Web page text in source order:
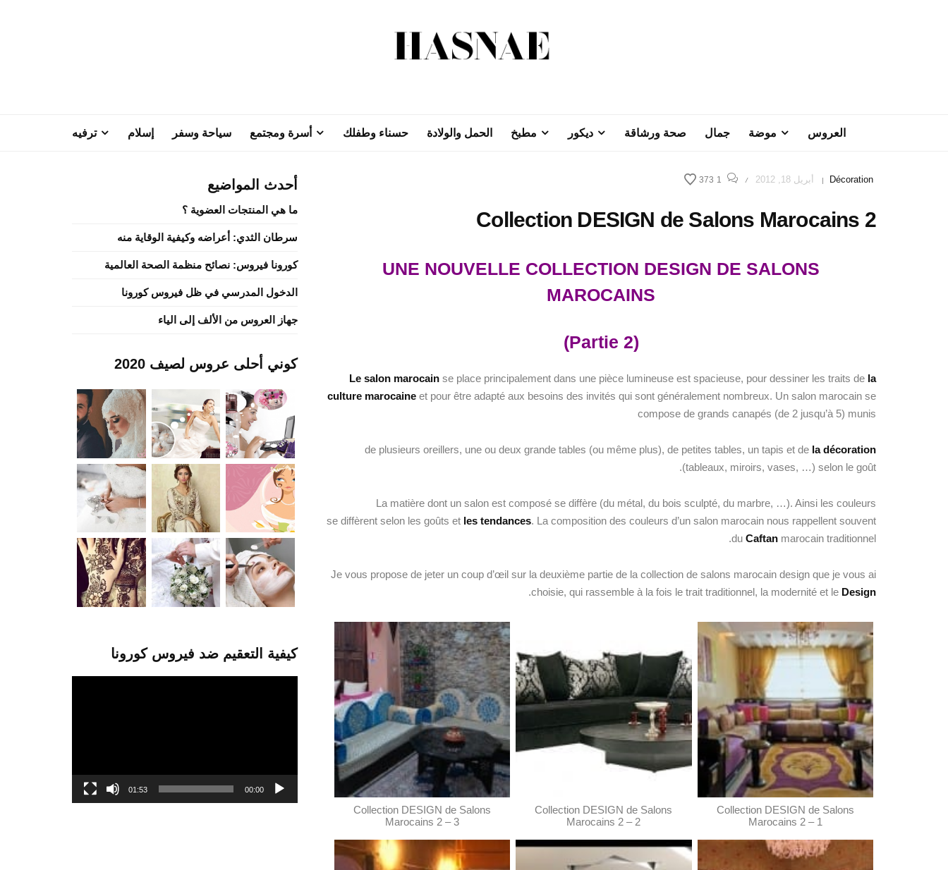
العروس موضة جمال صحة ورشاقة ديكور مطبخ الحمل والولادة حسناء وطفلك أسرة ومجتمع سياحة وسفر إسلام ترفيه
Décoration
| أبريل 18, 2012 /
1
373
Collection DESIGN de Salons Marocains 2
UNE NOUVELLE COLLECTION DESIGN DE SALONS
MAROCAINS
(Partie 2)
Le salon marocain se place principalement dans une pièce lumineuse est spacieuse, pour dessiner les traits de la
culture marocaine et pour être adapté aux besoins des invités qui sont généralement nombreux. Un salon marocain se
compose de grands canapés (de 2 jusqu’à 5) munis
de plusieurs oreillers, une ou deux grande tables (ou même plus), de petites tables, un tapis et de la décoration
(tableaux, miroirs, vases, …) selon le goût.
La matière dont un salon est composé se diffère (du métal, du bois sculpté, du marbre, …). Ainsi les couleurs
se diffèrent selon les goûts et les tendances. La composition des couleurs d’un salon marocain nous rappellent souvent
du Caftan marocain traditionnel.
Je vous propose de jeter un coup d’œil sur la deuxième partie de la collection de salons marocain design que je vous ai
choisie, qui rassemble à la fois le trait traditionnel, la modernité et le Design
.
Collection DESIGN de Salons
Marocains 2 – 1
Collection DESIGN de Salons
Marocains 2 – 2
Collection DESIGN de Salons
Marocains 2 – 3
أحدث المواضيع
ما هي المنتجات العضوية ؟
سرطان الثدي: أعراضه وكيفية الوقاية منه
كورونا فيروس: نصائح منظمة الصحة العالمية
الدخول المدرسي في ظل فيروس كورونا
جهاز العروس من الألف إلى الياء
كوني أحلى عروس لصيف 2020
كيفية التعقيم ضد فيروس كورونا
00:00
01:53